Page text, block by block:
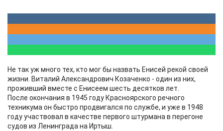
Не так уж много тех, кто мог бы назвать Енисей рекой своей
жизни. Виталий Александрович Козаченко - один из них,
проживший вместе с Енисеем шесть десятков лет.
После окончания в 1945 году Красноярского речного
техникума он быстро продвигался по службе, и уже в 1948
году участвовал в качестве первого штурмана в перегоне
судов из Ленинграда на Иртыш.